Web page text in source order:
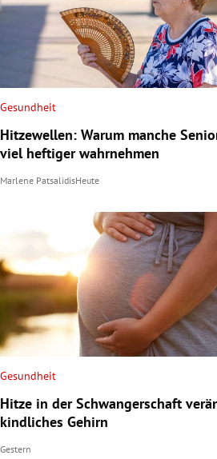
Gesundheit
Hitzewellen: Warum manche
viel heftiger wahrnehmen
Marlene PatsalidisHeute
Gesundheit
Hitze in der Schwangerschaft
kindliches Gehirn
Gestern